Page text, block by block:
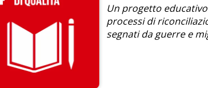
Un progetto
processi di
segnati da guerre e